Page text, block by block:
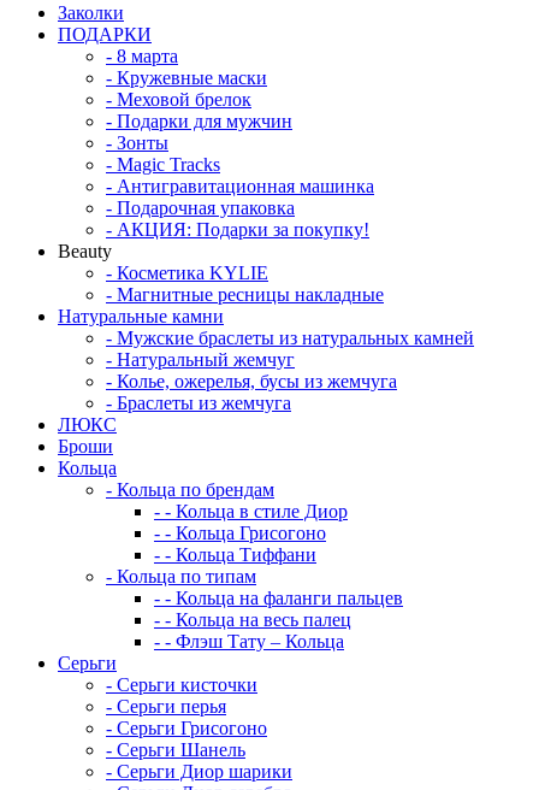
Заколки
ПОДАРКИ
- 8 марта
- Кружевные маски
- Меховой брелок
- Подарки для мужчин
- Зонты
- Magic Tracks
- Антигравитационная машинка
- Подарочная упаковка
- АКЦИЯ: Подарки за покупку!
Beauty
- Косметика KYLIE
- Магнитные ресницы накладные
Натуральные камни
- Мужские браслеты из натуральных камней
- Натуральный жемчуг
- Колье, ожерелья, бусы из жемчуга
- Браслеты из жемчуга
ЛЮКС
Броши
Кольца
- Кольца по брендам
- - Кольца в стиле Диор
- - Кольца Грисогоно
- - Кольца Тиффани
- Кольца по типам
- - Кольца на фаланги пальцев
- - Кольца на весь палец
- - Флэш Тату – Кольца
Серьги
- Серьги кисточки
- Серьги перья
- Серьги Грисогоно
- Серьги Шанель
- Серьги Диор шарики